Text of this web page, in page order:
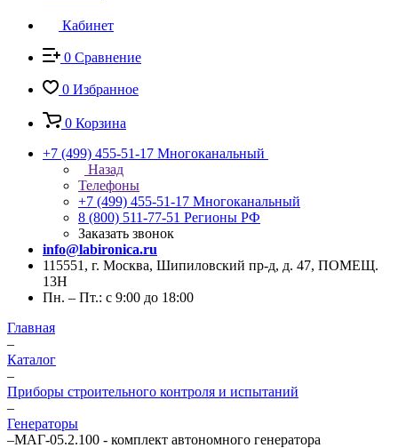
Кабинет
0 Сравнение
0 Избранное
0 Корзина
+7 (499) 455-51-17 Многоканальный
Назад
Телефоны
+7 (499) 455-51-17 Многоканальный
8 (800) 511-77-51 Регионы РФ
Заказать звонок
info@labironica.ru
115551, г. Москва, Шипиловский пр-д, д. 47, ПОМЕЩ.
13Н
Пн. – Пт.: с 9:00 до 18:00
Главная
–
Каталог
–
Приборы строительного контроля и испытаний
–
Генераторы
–МАГ-05.2.100 - комплект автономного генератора